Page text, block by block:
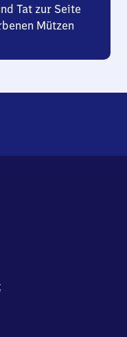
Tat zur Seite
Mützen